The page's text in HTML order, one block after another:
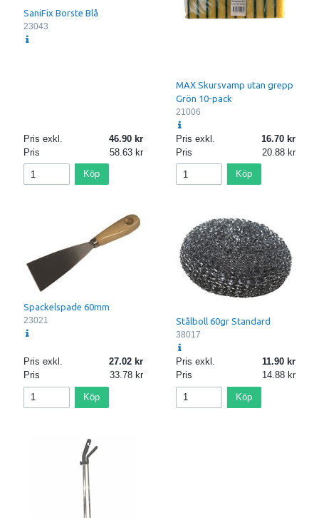
SaniFix Borste Blå
23043
Pris exkl.
46.90
Pris
58.63
Köp
MAX Skursvamp utan grepp
Grön 10-pack
21006
Pris exkl.
16.70
Pris
20.88
Köp
Spackelspade 60mm
23021
Pris exkl.
27.02
Pris
33.78
Köp
Stålboll 60gr Standard
38017
Pris exkl.
11.90
Pris
14.88
Köp